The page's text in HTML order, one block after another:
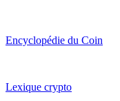
Encyclopédie du Coin
Lexique crypto